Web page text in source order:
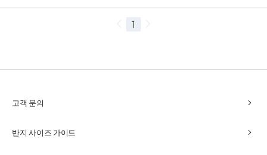
고객 문의 chevron_right
반지 사이즈 가이드 chevron_right